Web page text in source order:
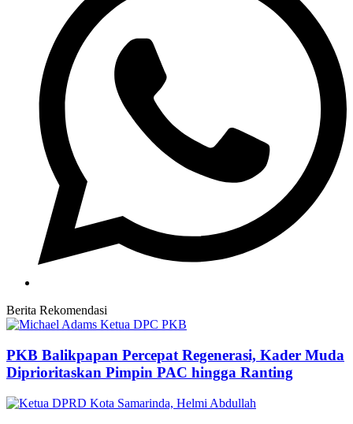
Berita Rekomendasi
PKB Balikpapan Percepat Regenerasi, Kader Muda
Diprioritaskan Pimpin PAC hingga Ranting